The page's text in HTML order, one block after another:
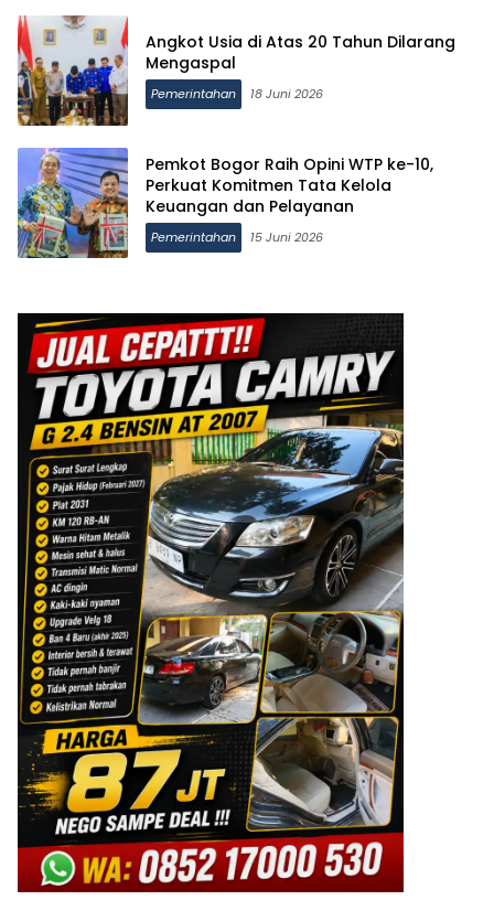
Angkot Usia di Atas 20 Tahun Dilarang
Mengaspal
Pemerintahan 18 Juni 2026
Pemkot Bogor Raih Opini WTP ke-10,
Perkuat Komitmen Tata Kelola
Keuangan dan Pelayanan
Pemerintahan 15 Juni 2026